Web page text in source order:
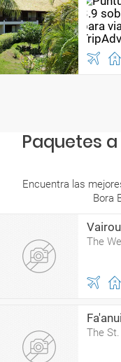
Paquetes
Encuentra las
Bora
The
Fa'anui
The